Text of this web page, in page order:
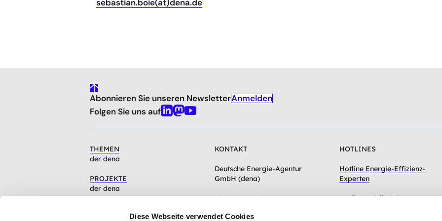
Diese Webseite verwendet Cookies
sebastian.boie(at)dena.de
gehe
nach
oben
Abonnieren Sie unseren NewsletterAnmelden
Folgen Sie uns aufLinkedin
Mastodon
Youtube
THEMEN
der dena
PROJEKTE
der dena
Artikel, Events, Presse
KONTAKT
Deutsche Energie-Agentur
GmbH (dena)
Chausseestraße 128a
HOTLINES
Hotline Energie-Effizienz-
Experten
Hotline Gebäudeforum